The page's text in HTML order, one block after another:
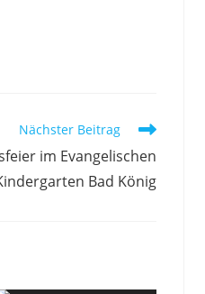
Nächster Beitrag
im Evangelischen
Bad König